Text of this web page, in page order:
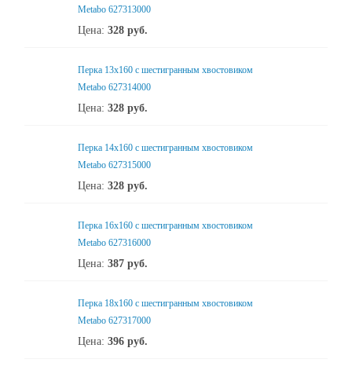
Metabo 627313000
Цена: 328 руб.
Перка 13x160 с шестигранным хвостовиком
Metabo 627314000
Цена: 328 руб.
Перка 14x160 с шестигранным хвостовиком
Metabo 627315000
Цена: 328 руб.
Перка 16x160 с шестигранным хвостовиком
Metabo 627316000
Цена: 387 руб.
Перка 18x160 с шестигранным хвостовиком
Metabo 627317000
Цена: 396 руб.